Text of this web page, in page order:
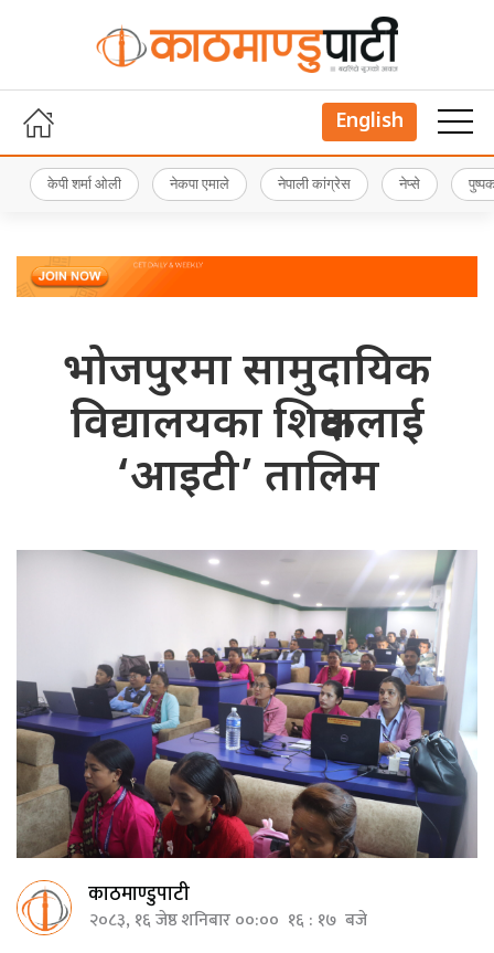
English
केपी शर्मा ओली नेकपा एमाले नेपाली कांग्रेस नेप्से
भोजपुरमा सामुदायिक
विद्यालयका शिक्षकलाई
‘आइटी’ तालिम
काठमाण्डुपाटी
२०८३, १६ जेष्ठ शनिबार ००:०० १६ : १७ बजे